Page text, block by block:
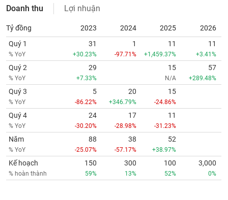
Doanh thu Lợi nhuận
Tỷ đồng 2023 2024 2025
2026
Quý 1
% YoY
31
+30.23%
1
-97.71%
11
+1,459.37%
11
+3.41%
Quý 2
% YoY
29
+7.33%
15
N/A
57
+289.48%
Quý 3
% YoY
5
-86.22%
20
+346.79%
15
-24.86%
Quý 4
% YoY
24
-30.20%
17
-28.98%
11
-31.23%
Năm
% YoY
88
-25.07%
38
-57.17%
52
+38.97%
Kế hoạch
% hoàn thành
150
59%
300
13%
100
52%
3,000
0%